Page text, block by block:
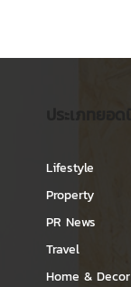
Lifestyle
Property
PR News
Travel
Home & Decor